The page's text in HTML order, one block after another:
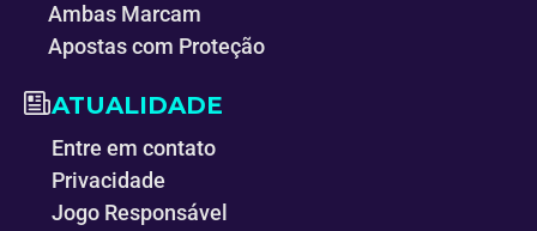
Ambas Marcam
Apostas com Proteção
ATUALIDADE
Entre em contato
Privacidade
Jogo Responsável